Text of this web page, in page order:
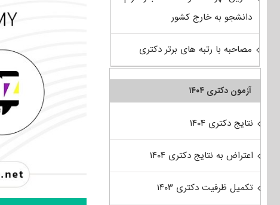
دانشجو به خارج کشور
مصاحبه با رتبه های برتر دکتری
آزمون دکتری ۱۴۰۴
نتایج دکتری ۱۴۰۴
اعتراض به نتایج دکتری ۱۴۰۴
تکمیل ظرفیت دکتری ۱۴۰۳